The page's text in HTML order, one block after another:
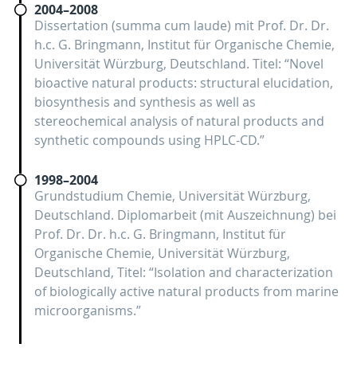
2004–2008
Dissertation (summa cum laude) mit Prof. Dr. Dr.
h.c. G. Bringmann, Institut für Organische Chemie,
Universität Würzburg, Deutschland. Titel: “Novel
bioactive natural products: structural elucidation,
biosynthesis and synthesis as well as
stereochemical analysis of natural products and
synthetic compounds using HPLC-CD.”
1998–2004
Grundstudium Chemie, Universität Würzburg,
Deutschland. Diplomarbeit (mit Auszeichnung) bei
Prof. Dr. Dr. h.c. G. Bringmann, Institut für
Organische Chemie, Universität Würzburg,
Deutschland, Titel: “Isolation and characterization
of biologically active natural products from marine
microorganisms.”